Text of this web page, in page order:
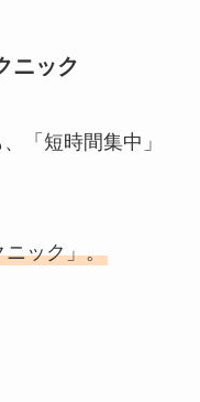
ニック
「短時間集中」
ニック」。